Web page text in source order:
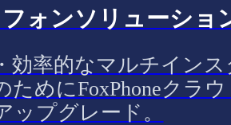
ォンソリューショ
効率的なマルチインス
ためにFoxPhoneクラ
ップグレード。